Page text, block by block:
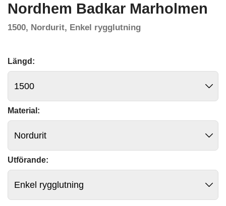
Nordhem Badkar Marholmen
1500, Nordurit, Enkel rygglutning
Längd:
Material:
Utförande: